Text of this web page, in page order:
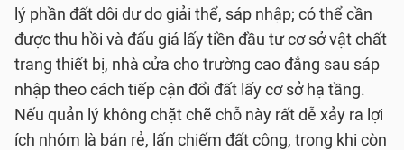
lý phần đất dôi dư do giải thể, sáp nhập; có thể cần
được thu hồi và đấu giá lấy tiền đầu tư cơ sở vật chất
trang thiết bị, nhà cửa cho trường cao đẳng sau sáp
nhập theo cách tiếp cận đổi đất lấy cơ sở hạ tầng.
Nếu quản lý không chặt chẽ chỗ này rất dễ xảy ra lợi
ích nhóm là bán rẻ, lấn chiếm đất công, trong khi còn